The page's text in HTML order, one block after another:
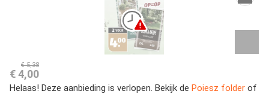
€ 5,38
€ 4,00
Helaas! Deze aanbieding is verlopen. Bekijk de Poiesz folder of